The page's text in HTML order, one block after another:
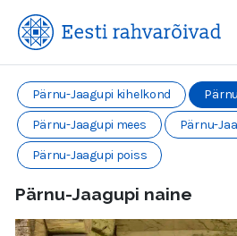
Pärnu-Jaagupi kihelkond
Pärnu-Jaagupi mees
Pärnu-
Pärnu-Jaagupi poiss
Pärnu-Jaagupi naine